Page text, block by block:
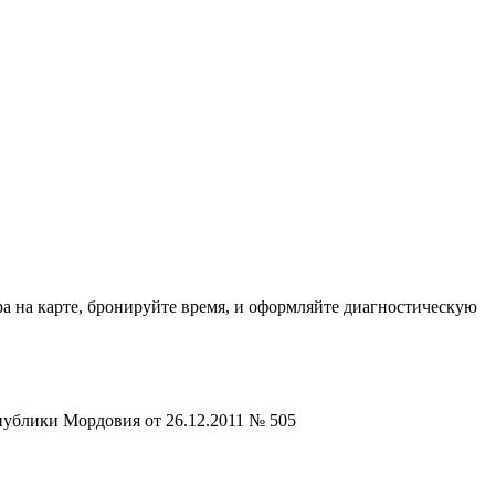
карте, бронируйте время, и оформляйте диагностическую
Мордовия от 26.12.2011 № 505